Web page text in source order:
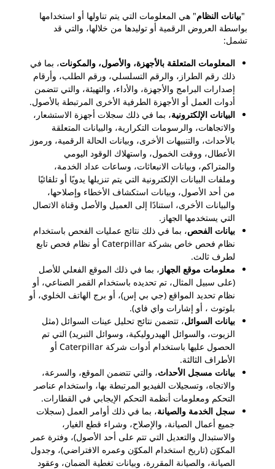
"بيانات النظام" هي المعلومات التي يتم تناولها أو استخدامها
بواسطة العروض الرقمية أو توليدها من خلالها، والتي قد
تشمل:
المعلومات المتعلقة بالأجهزة، والأصول، والمكونات، بما في
ذلك رقم الطراز، والرقم التسلسلي، ورقم الطلب، وأرقام
إصدارات البرامج والأجهزة، والأداء، والتهيئة، والتي تتضمن
أدوات العمل أو الأجهزة الطرفية الأخرى المرتبطة بالأصول.
البيانات الإلكترونية، بما في ذلك سجلات أجهزة الاستشعار،
والاتجاهات، والرسومات التكرارية، والبيانات المتعلقة
بالأحداث، والتنبيهات الأخرى، وبيانات الحالة الرقمية، ورموز
الأعطال، ووقت الخمول، واستهلاك الوقود اليومي
والمتراكم، وبيانات الانبعاثات، وساعات عداد الخدمة،
وملفات البيانات الإلكترونية التي يتم تنزيلها يدويًا أو تلقائيًا
من أحد الأصول، وبيانات استكشاف الأخطاء وإصلاحها،
والبيانات الأخرى، استنادًا إلى العميل والأصل وقناة الاتصال
التي يستخدمها الجهاز.
بيانات الفحص، بما في ذلك نتائج عمليات الفحص باستخدام
نظام فحص خاص بشركة Caterpillar أو نظام فحص تابع
لطرف ثالث.
معلومات موقع الجهاز ، بما في ذلك الموقع الفعلي للأصل
(على سبيل المثال، تم تحديده باستخدام القمر الصناعي، أو
نظام تحديد المواقع (جي بي إس)، أو برج الهاتف الخلوي، أو
بلوتوث ، أو إشارات واي فاي).
بيانات السوائل، تتضمن نتائج تحليل عينات السوائل (مثل
الزيوت، والسوائل الهيدروليكية، وسوائل التبريد) التي تم
الحصول عليها باستخدام أدوات شركة Caterpillar أو
الأطراف الثالثة.
بيانات مسجل الأحداث، والتي تتضمن الموقع، والسرعة،
والاتجاه، وتسجيلات الفيديو المرتبطة بها، واستخدام عناصر
التحكم ومعلومات أنظمة التحكم الإيجابي في القطارات.
سجل الخدمة والصيانة، بما في ذلك أوامر العمل (سجلات
جميع أعمال الصيانة، والإصلاح، وشراء قطع الغيار،
والاستبدال والتعديل التي تتم على أحد الأصول)، وفترة عمر
المكوّن (تاريخ استخدام المكوّن وعمره الافتراضي)، وجدول
الصيانة، والصيانة المقررة، وبيانات تغطية الضمان، وعقود